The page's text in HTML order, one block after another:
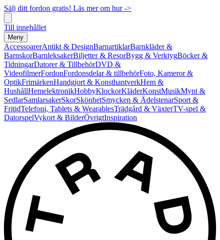
Sälj ditt fordon gratis! Läs mer om hur ->
Till innehållet
Meny
AccessoarerAntikt & DesignBarnartiklarBarnkläder &
BarnskorBarnleksakerBiljetter & ResorBygg & VerktygBöcker &
TidningarDatorer & TillbehörDVD &
VideofilmerFordonFordonsdelar & tillbehörFoto, Kameror &
OptikFrimärkenHandgjort & KonsthantverkHem &
HushållHemelektronikHobbyKlockorKläderKonstMusikMynt &
SedlarSamlarsakerSkorSkönhetSmycken & ÄdelstenarSport &
FritidTelefoni, Tablets & WearablesTrädgård & VäxterTV-spel &
DatorspelVykort & BilderÖvrigtInspiration